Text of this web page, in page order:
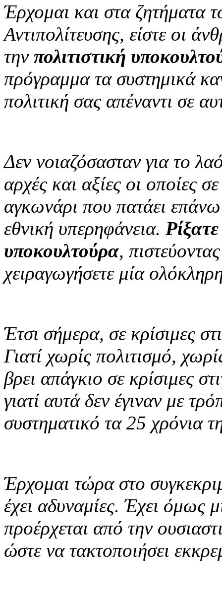
Έρχομαι και στα ζητήματα
Αντιπολίτευσης, είστε οι
την πολιτιστική
πρόγραμμα τα συστημικά
πολιτική σας απέναντι σε
Δεν νοιαζόσασταν για το
αρχές και αξίες οι οποίες
αγκωνάρι που πατάει
εθνική υπερηφάνεια.
υποκουλτούρα,
χειραγωγήσετε μία
Έτσι σήμερα, σε κρίσιμες
Γιατί χωρίς πολιτισμό,
βρει απάγκιο σε κρίσιμες
γιατί αυτά δεν έγιναν με
συστηματικό τα 25 χρόνια
Έρχομαι τώρα στο
έχει αδυναμίες. Έχει όμως
προέρχεται από την
ώστε να τακτοποιήσει